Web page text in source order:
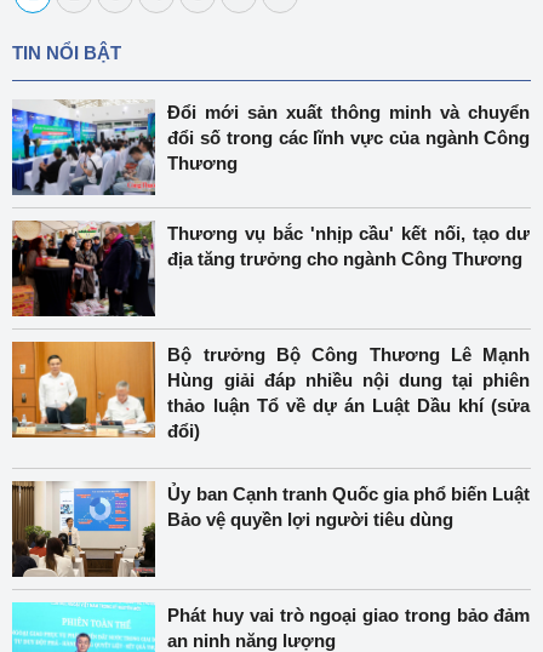
TIN NỔI BẬT
Đổi mới sản xuất thông minh và chuyển
đổi số trong các lĩnh vực của ngành Công
Thương
Thương vụ bắc 'nhịp cầu' kết nối, tạo dư
địa tăng trưởng cho ngành Công Thương
Bộ trưởng Bộ Công Thương Lê Mạnh
Hùng giải đáp nhiều nội dung tại phiên
thảo luận Tổ về dự án Luật Dầu khí (sửa
đổi)
Ủy ban Cạnh tranh Quốc gia phổ biến Luật
Bảo vệ quyền lợi người tiêu dùng
Phát huy vai trò ngoại giao trong bảo đảm
an ninh năng lượng